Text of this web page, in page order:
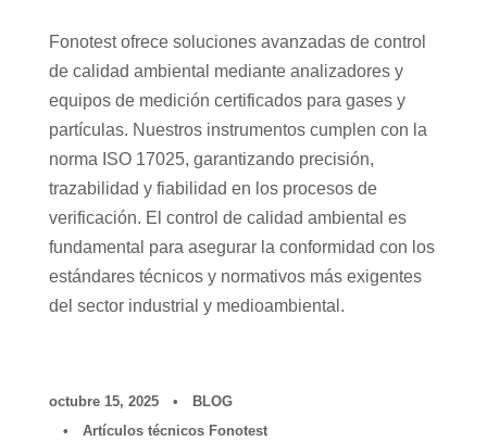
Fonotest ofrece soluciones avanzadas de control
de calidad ambiental mediante analizadores y
equipos de medición certificados para gases y
partículas. Nuestros instrumentos cumplen con la
norma ISO 17025, garantizando precisión,
trazabilidad y fiabilidad en los procesos de
verificación. El control de calidad ambiental es
fundamental para asegurar la conformidad con los
estándares técnicos y normativos más exigentes
del sector industrial y medioambiental.
octubre 15, 2025 •
BLOG
•
Artículos técnicos Fonotest